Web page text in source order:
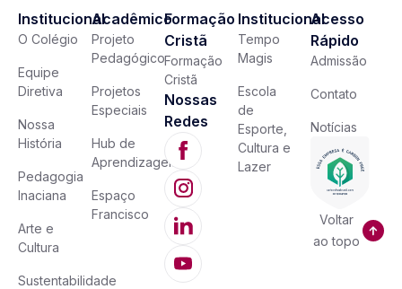
Institucional
O Colégio
Equipe
Diretiva
Nossa
História
Pedagogia
Inaciana
Arte e
Cultura
Sustentabilidade
Acadêmico
Projeto
Pedagógico
Projetos
Especiais
Hub de
Aprendizagem
Espaço
Francisco
Formação
Cristã
Formação
Cristã
Nossas
Redes
Institucional
Tempo
Magis
Escola
de
Esporte,
Cultura e
Lazer
Acesso
Rápido
Admissão
Contato
Notícias
Voltar
ao topo